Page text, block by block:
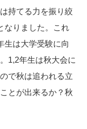
持てる力を振り絞
なりました。これ
生は大学受験に向
1,2年生は秋大会に
で秋は追われる立
とが出来るか？秋